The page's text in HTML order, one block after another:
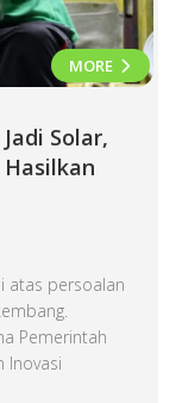
MORE
Solar,
atas persoalan
Pemerintah
Inovasi